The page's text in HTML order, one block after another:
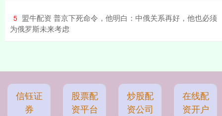
5 ​盟牛配资 普京下死命令，他明白：中俄关系再好，他也必须
为俄罗斯未来考虑
信钰证
券
股票配
资平台
炒股配
资公司
在线配
资开户